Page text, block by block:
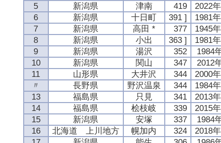
5
新潟県 津南 419
2022
6
新潟県 十日町 391 ]
1981
7
新潟県 高田 * 377
1945
8
新潟県 小出 363 ]
1981
9
新潟県 湯沢 352
1984
10
新潟県 関山 347
2012
11
山形県 大井沢 344
2000
〃
長野県 野沢温泉 344
1984
13
福島県 只見 341
2013
14
福島県 桧枝岐 339
2015
15
新潟県 安塚 337
1984
16
北海道 上川地方 幌加内 324
2018